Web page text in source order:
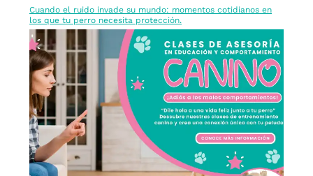
Cuando el ruido invade su mundo: momentos cotidianos en
los que tu perro necesita protección.